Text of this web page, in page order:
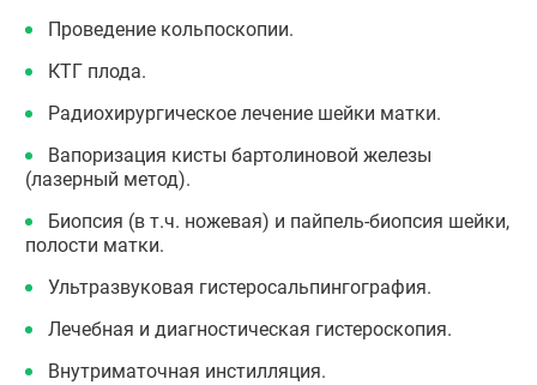
Проведение кольпоскопии.
КТГ плода.
Радиохирургическое лечение шейки матки.
Вапоризация кисты бартолиновой железы
(лазерный метод).
Биопсия (в т.ч. ножевая) и пайпель-биопсия шейки,
полости матки.
Ультразвуковая гистеросальпингография.
Лечебная и диагностическая гистероскопия.
Внутриматочная инстилляция.